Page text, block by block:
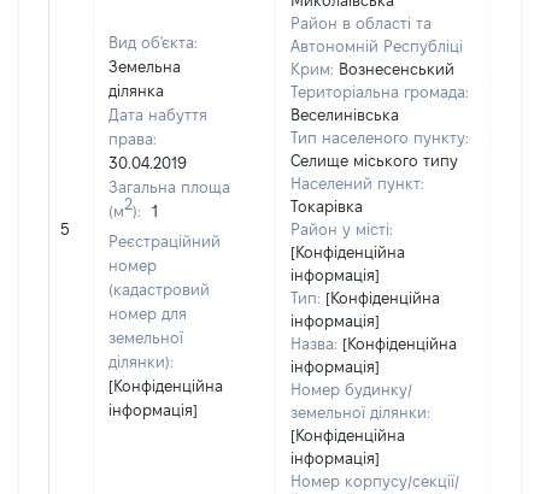
5
Вид об'єкта:
Земельна
ділянка
Дата набуття
права:
30.04.2019
Загальна площа
(м2):
1
Реєстраційний
номер
(кадастровий
номер для
земельної
ділянки):
[Конфіденційна
інформація]
Район в області та
Автономній Республіці
Крим: Вознесенський
Територіальна громада:
Веселинівська
Тип населеного пункту:
Селище міського типу
Населений пункт:
Токарівка
Район у місті:
[Конфіденційна
інформація]
Тип: [Конфіденційна
інформація]
Назва: [Конфіденційна
інформація]
Номер будинку/
земельної ділянки:
[Конфіденційна
інформація]
Номер корпусу/секції/